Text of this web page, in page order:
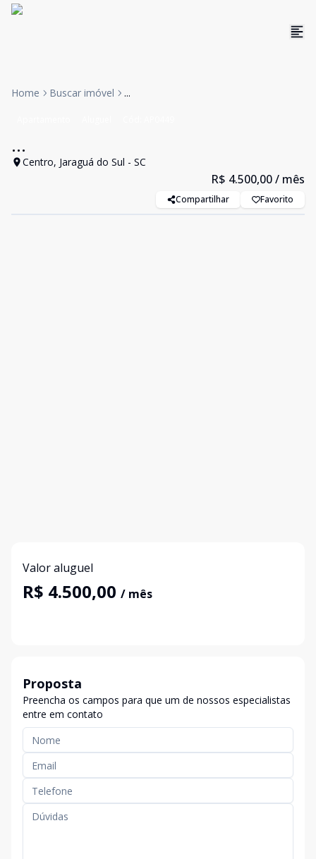
Home Buscar imóvel ...
...
Centro, Jaraguá do Sul - SC
R$ 4.500,00/ mês
Compartilhar Favorito
Valor aluguel
R$ 4.500,00 / mês
Proposta
Preencha os campos para que um de nossos especialistas
entre em contato